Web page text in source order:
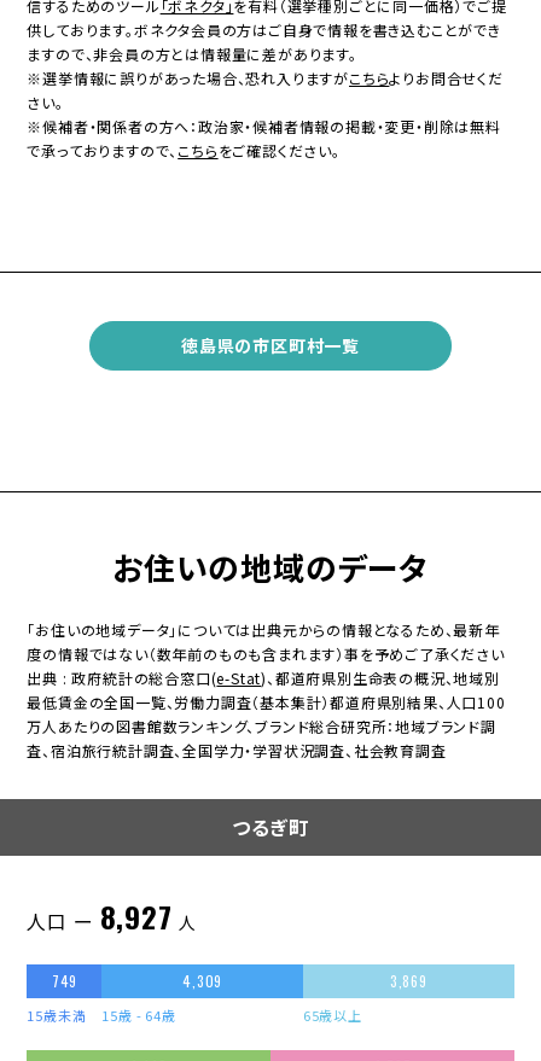
信するためのツール 「ボネクタ」を有料（選挙種別ごとに同一価格）でご提
供しております。ボネクタ会員の方はご自身で情報を書き込むことができ
ますので、非会員の方とは情報量に差があります。
※選挙情報に誤りがあった場合、恐れ入りますがこちらよりお問合せくだ
さい。
※候補者・関係者の方へ：政治家・候補者情報の掲載・変更・削除は無料
で承っておりますので、 こちらをご確認ください。
徳島県の市区町村一覧
お住いの地域のデータ
「お住いの地域データ」については出典元からの情報となるため、最新年
度の情報ではない（数年前のものも含まれます）事を予めご了承ください
出典 : 政府統計の総合窓口(e-Stat)、都道府県別生命表の概況、地域別
最低賃金の全国一覧、労働力調査（基本集計）都道府県別結果、人口100
万人あたりの図書館数ランキング、ブランド総合研究所：地域ブランド調
査、宿泊旅行統計調査、全国学力・学習状況調査、社会教育調査
つるぎ町
人口 ー 8,927 人
749
15歳未満
4,309
15歳 - 64歳
3,869
65歳以上